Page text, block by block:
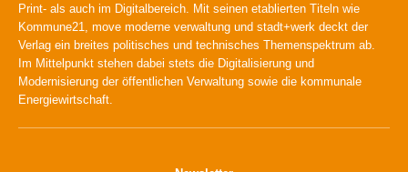
Print- als auch im Digitalbereich. Mit seinen etablierten Titeln wie
Kommune21, move moderne verwaltung und stadt+werk deckt der
Verlag ein breites politisches und technisches Themenspektrum ab.
Im Mittelpunkt stehen dabei stets die Digitalisierung und
Modernisierung der öffentlichen Verwaltung sowie die kommunale
Energiewirtschaft.